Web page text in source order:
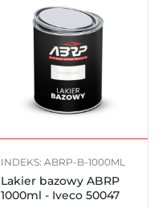
INDEKS: ABRP-B-1000ML
Lakier bazowy ABRP
1000ml - Iveco 50047